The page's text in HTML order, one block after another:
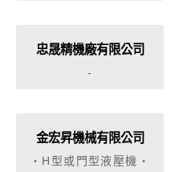
量機,模內貼標系統,射
忠晟精機廠有限公司
-
金宏昇機械有限公司
‧H型或門型液壓機‧